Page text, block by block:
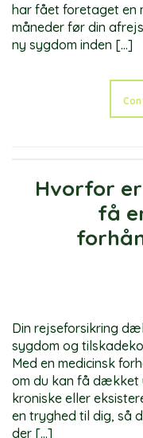
har fået foretaget en
måneder før din
ny sygdom inden […]
Hvorfor
få
Din rejseforsikring
sygdom og
Med en medicinsk
om du kan få dækket
kroniske eller
en tryghed til dig, så
der […]